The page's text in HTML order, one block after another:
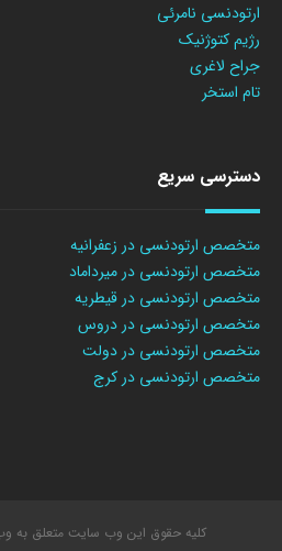
ارتودنسی نامرئی
رژیم کتوژنیک
جراح لاغری
تام استخر
دسترسی سریع
متخصص ارتودنسی در زعفرانیه
متخصص ارتودنسی در میرداماد
متخصص ارتودنسی در قیطریه
متخصص ارتودنسی در دروس
متخصص ارتودنسی در دولت
متخصص ارتودنسی در کرج
کلیه حقوق این وب سایت متعلق به